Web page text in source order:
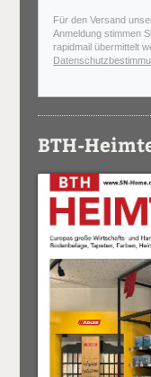
Für den Versand
Anmeldung stimmen
rapidmail übermittelt
BTH-